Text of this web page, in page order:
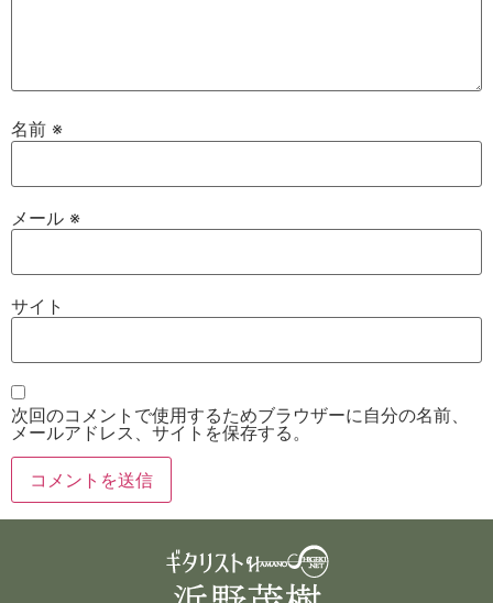
名前 ※
メール ※
サイト
次回のコメントで使用するためブラウザーに自分の名前、
メールアドレス、サイトを保存する。